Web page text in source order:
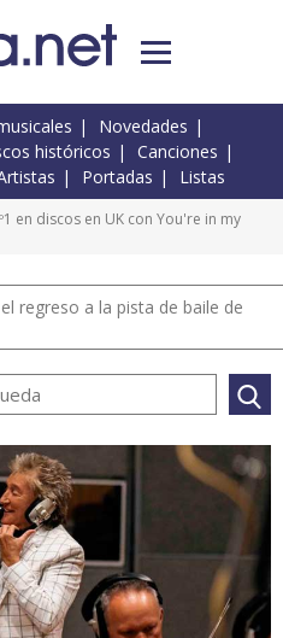
Novedades
históricos
Canciones
Portadas Listas
en discos en UK con You're in my
regreso a la pista de baile de